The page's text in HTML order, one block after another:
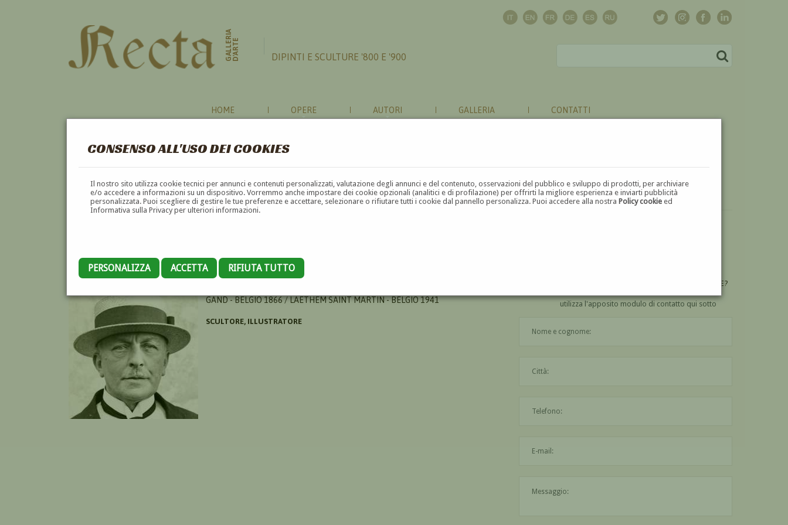
CONSENSO ALL'USO DEI COOKIES
Il nostro sito utilizza cookie tecnici per annunci e contenuti personalizzati, valutazione degli annunci e del contenuto, osservazioni del pubblico e sviluppo di prodotti, per archiviare
e/o accedere a informazioni su un dispositivo. Vorremmo anche impostare dei cookie opzionali (analitici e di profilazione) per offrirti la migliore esperienza e inviarti pubblicità
personalizzata. Puoi scegliere di gestire le tue preferenze e accettare, selezionare o rifiutare tutti i cookie dal pannello personalizza. Puoi accedere alla nostraPolicy cookie ed
Informativa sulla Privacy per ulteriori informazioni.
PERSONALIZZA ACCETTA RIFIUTA TUTTO
GALLERIAD'ARTE DIPINTI E SCULTURE '800 E '900
HOME OPERE AUTORI GALLERIA CONTATTI
GEORGES MINNE
GAND - BELGIO 1866 / LAETHEM SAINT MARTIN - BELGIO 1941
SCULTORE, ILLUSTRATORE
UN'OPERA DI GEORGES MINNE?
utilizza l'apposito modulo di contatto qui sotto